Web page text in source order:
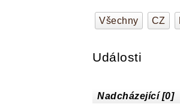
Všechny CZ
Události
Nadcházející [0]